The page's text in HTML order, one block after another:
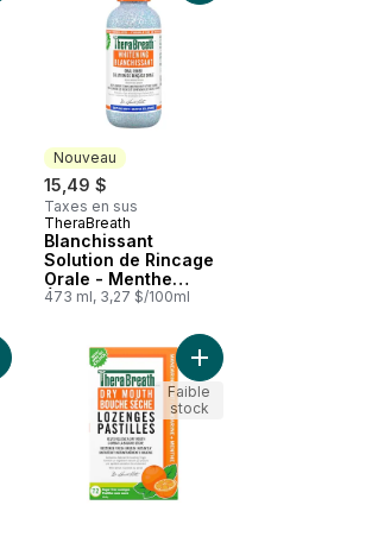
Nouveau
15,49 $
Taxes en sus
Nouveau
TheraBreath
Blanchissant
Solution de Rincage
Orale - Menthe
Éclatante
473 ml, 3,27 $/100ml
haleine fraîche menthe douce au panier
Solution de rinçage orale antiseptique
Ajouter Bouche
Faible
stock